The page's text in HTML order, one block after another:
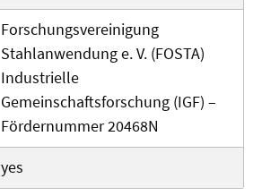
Forschungsvereinigung
Stahlanwendung e. V. (FOSTA)
Industrielle
Gemeinschaftsforschung (IGF) –
Fördernummer 20468N
yes